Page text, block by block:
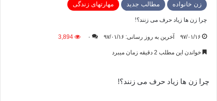
زن خانواده مطالب جدید مهارتهای زندگی
چرا زن ها زیاد حرف می زنند؟!
۹۷/۰۱/۱۶ آخرین به روز رسانی: ۹۷/۰۱/۱۶ ۰ 3,894
خواندن این مطلب 2 دقیقه زمان میبرد
چرا زن ها زیاد حرف می زنند؟!